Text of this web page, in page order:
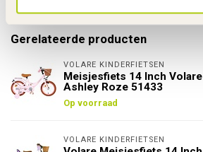
Gerelateerde producten
VOLARE KINDERFIETSEN
Meisjesfiets 14 Inch Volare
Ashley Roze 51433
Op voorraad
VOLARE KINDERFIETSEN